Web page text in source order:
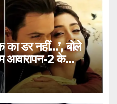
का डर नहीं…’, बोले
आवारापन-2 के
– Mukesh
Hashmi
release